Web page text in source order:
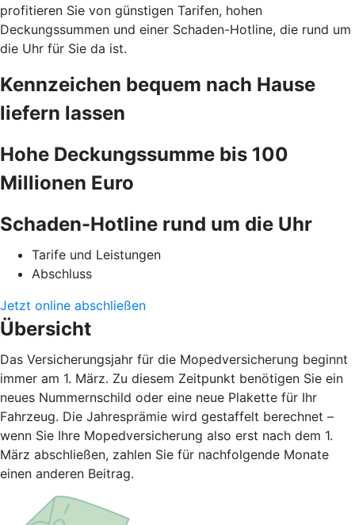
profitieren Sie von günstigen Tarifen, hohen
Deckungssummen und einer Schaden-Hotline, die rund um
die Uhr für Sie da ist.
Kennzeichen bequem nach Hause
liefern lassen
Hohe Deckungssumme bis 100
Millionen Euro
Schaden-Hotline rund um die Uhr
Tarife und Leistungen
Abschluss
Jetzt online abschließen
Übersicht
Das Versicherungsjahr für die Mopedversicherung beginnt
immer am 1. März. Zu diesem Zeitpunkt benötigen Sie ein
neues Nummernschild oder eine neue Plakette für Ihr
Fahrzeug. Die Jahresprämie wird gestaffelt berechnet –
wenn Sie Ihre Mopedversicherung also erst nach dem 1.
März abschließen, zahlen Sie für nachfolgende Monate
einen anderen Beitrag.